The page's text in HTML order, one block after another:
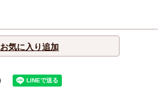
お気に入り追加